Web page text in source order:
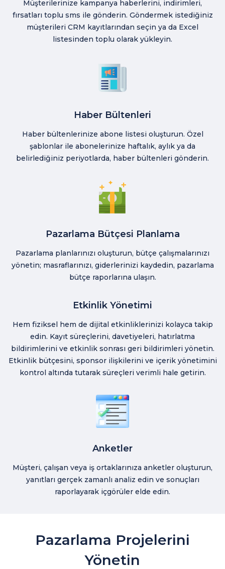
Müşterilerinize kampanya haberlerini, indirimleri,
fırsatları toplu sms ile gönderin. Göndermek istediğiniz
müşterileri CRM kayıtlarından seçin ya da Excel
listesinden toplu olarak yükleyin.
Haber Bültenleri
Haber bültenlerinize abone listesi oluşturun. Özel
şablonlar ile abonelerinize haftalık, aylık ya da
belirlediğiniz periyotlarda, haber bültenleri gönderin.
Pazarlama Bütçesi Planlama
Pazarlama planlarınızı oluşturun, bütçe çalışmalarınızı
yönetin; masraflarınızı, giderlerinizi kaydedin, pazarlama
bütçe raporlarına ulaşın.
Etkinlik Yönetimi
Hem fiziksel hem de dijital etkinliklerinizi kolayca takip
edin. Kayıt süreçlerini, davetiyeleri, hatırlatma
bildirimlerini ve etkinlik sonrası geri bildirimleri yönetin.
Etkinlik bütçesini, sponsor ilişkilerini ve içerik yönetimini
kontrol altında tutarak süreçleri verimli hale getirin.
Anketler
Müşteri, çalışan veya iş ortaklarınıza anketler oluşturun,
yanıtları gerçek zamanlı analiz edin ve sonuçları
raporlayarak içgörüler elde edin.
Pazarlama Projelerini
Yönetin